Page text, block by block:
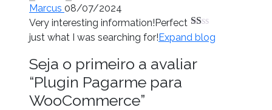
Marcus 08/07/2024
Avaliação
1
5
Very interesting information!Perfect
just what I was searching for!Expand blog
Seja o primeiro a avaliar
“Plugin Pagarme para
WooCommerce”